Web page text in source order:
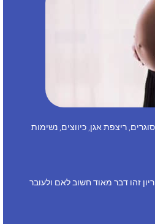
ריצפת אגן, כיווצים, נשימות
זהו דבר מאוד חשוב לאם ולעובר